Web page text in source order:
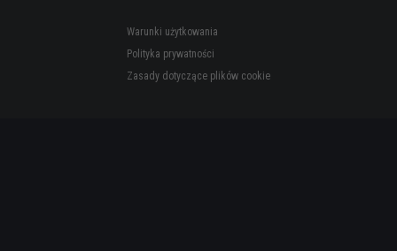
Warunki użytkowania
Polityka prywatności
Zasady dotyczące plików cookie